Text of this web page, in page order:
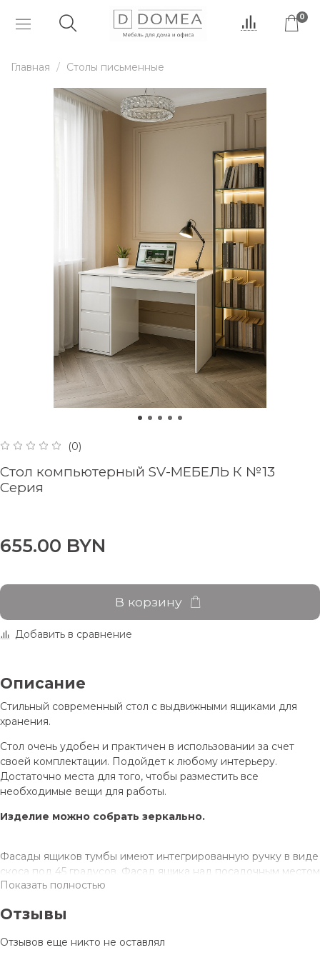
0
Главная Столы письменные
(0)
Стол компьютерный SV-МЕБЕЛЬ К №13
Серия
655.00 BYN
В корзину
Добавить в сравнение
Описание
Стильный современный стол с выдвижными ящиками для
хранения.
Стол очень удобен и практичен в использовании за счет
своей комплектации. Подойдет к любому интерьеру.
Достаточно места для того, чтобы разместить все
необходимые вещи для работы.
Изделие можно собрать зеркально.
Фасады ящиков тумбы имеют интегрированную ручку в виде
скоса под 45 градусов. Фасад ящика над посадочным местом
не имеет скоса и открывается за счет свеса фасада снизу.
Цвет каркаса
Материал каркаса
Показать полностью
Отзывы
Отзывов еще никто не оставлял